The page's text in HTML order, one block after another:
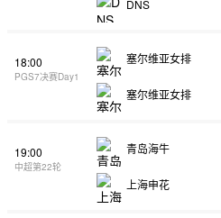
DNS
18:00
PGS7决赛Day1
塞尔维亚女排
塞尔维亚女排
19:00
中超第22轮
青岛海牛
上海申花